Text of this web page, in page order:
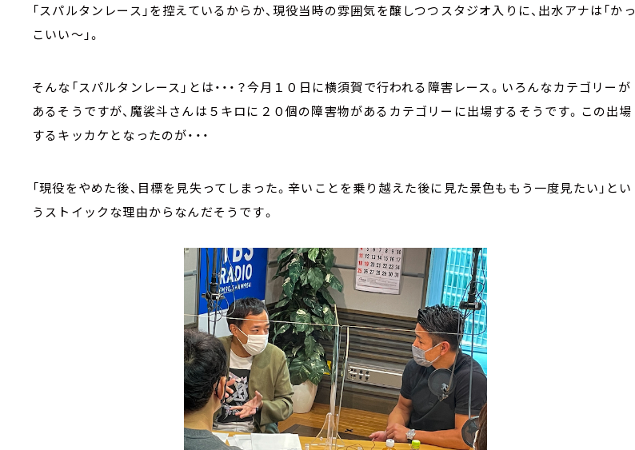
「スパルタンレース」を控えているからか、現役当時の雰囲気を醸しつつスタジオ入りに、出水アナは「かっ
こいい～」。
そんな「スパルタンレース」とは・・・？今月１０日に横須賀で行われる障害レース。いろんなカテゴリーが
あるそうですが、魔裟斗さんは５キロに２０個の障害物があるカテゴリーに出場するそうです。この出場
するキッカケとなったのが・・・
「現役をやめた後、目標を見失ってしまった。辛いことを乗り越えた後に見た景色ももう一度見たい」とい
うストイックな理由からなんだそうです。